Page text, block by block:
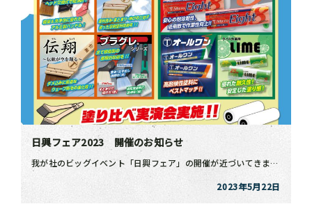
日興フェア2023 開催のお知らせ
我が社のビッグイベント「日興フェア」の開催が近づいてきました！ 今回は初の試みとして会場をサテライト […]
2023年5月22日